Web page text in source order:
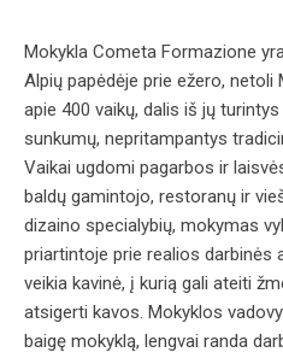
Mokykla Cometa Formazione
Alpių papėdėje prie ežero, netoli
apie 400 vaikų, dalis iš jų
sunkumų, nepritampantys
Vaikai ugdomi pagarbos ir
baldų gamintojo, restoranų ir
dizaino specialybių, mokymas
priartintoje prie realios darbinės
veikia kavinė, į kurią gali ateiti
atsigerti kavos. Mokyklos
baigę mokyklą, lengvai randa